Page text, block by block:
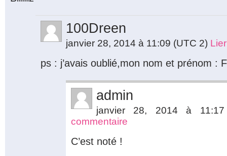
100Dreen
janvier 28, 2014 à 11:09 (UTC 2)
ps : j’avais oublié,mon nom et prénom :
admin
janvier 28, 2014 à
commentaire
C’est noté !